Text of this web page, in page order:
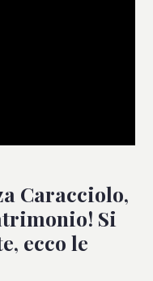
Caracciolo,
Si
ecco le